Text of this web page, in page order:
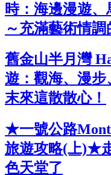
時：海邊漫遊
～充滿藝術情調
舊金山半月灣
遊：觀海、漫
末來這散散心！
★一號公路
旅遊攻略(上)★
色天堂了